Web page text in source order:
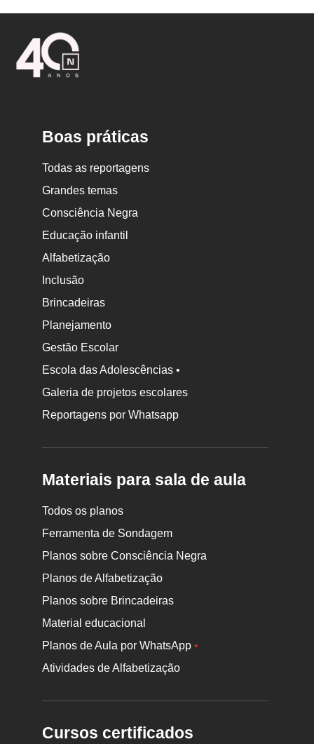
Boas práticas
Todas as reportagens
Grandes temas
Consciência Negra
Educação infantil
Alfabetização
Inclusão
Brincadeiras
Planejamento
Gestão Escolar
Escola das Adolescências •
Galeria de projetos escolares
Reportagens por Whatsapp
Materiais para sala de aula
Todos os planos
Ferramenta de Sondagem
Planos sobre Consciência Negra
Planos de Alfabetização
Planos sobre Brincadeiras
Material educacional
Planos de Aula por WhatsApp•
Atividades de Alfabetização
Cursos certificados